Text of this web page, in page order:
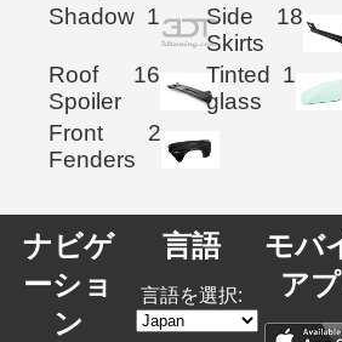
Shadow 1
Side
Skirts
18
Roof
Spoiler
16
Tinted
glass
1
Front
Fenders
2
ナビゲ
ーショ
ン
言語
言語を選択:
モバ
ア